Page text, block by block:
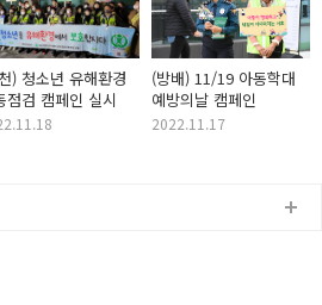
) 청소년 유해환경
점검 캠페인 실시
(방배) 11/19 아동학대
예방의날 캠페인
2022.11.17